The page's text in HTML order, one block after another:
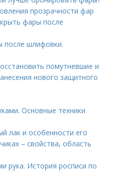
прозрачности фар
фары после
после шлифовки.
помутневшие и
нового защитного
Основные техники
лак и особенности его
– свойства, область
рука. История росписи по